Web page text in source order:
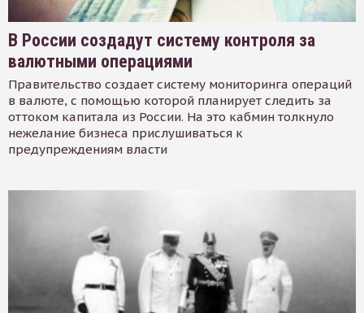
В России создадут систему контроля за
валютными операциями
Правительство создает систему мониторинга операций
в валюте, с помощью которой планирует следить за
оттоком капитала из России. На это кабмин толкнуло
нежелание бизнеса прислушиваться к
предупреждениям власти